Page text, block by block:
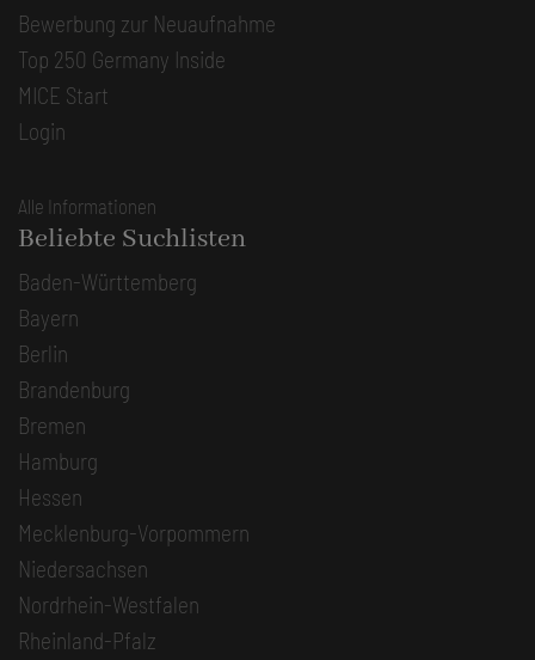
Bewerbung zur Neuaufnahme
Top 250 Germany Inside
MICE Start
Login
Alle Informationen
Beliebte Suchlisten
Baden-Württemberg
Bayern
Berlin
Brandenburg
Bremen
Hamburg
Hessen
Mecklenburg-Vorpommern
Niedersachsen
Nordrhein-Westfalen
Rheinland-Pfalz